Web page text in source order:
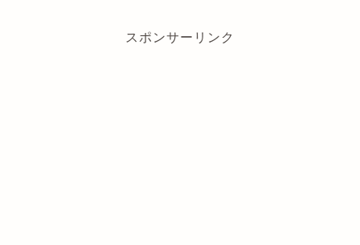
スポンサーリンク